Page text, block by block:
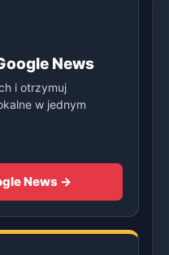
News
i otrzymuj
w jednym
News →